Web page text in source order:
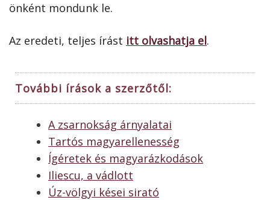
önként mondunk le.
Az eredeti, teljes írást itt olvashatja el.
További írások a szerzőtől:
A zsarnokság árnyalatai
Tartós magyarellenesség
Ígéretek és magyarázkodások
Iliescu, a vádlott
Úz-völgyi kései sirató